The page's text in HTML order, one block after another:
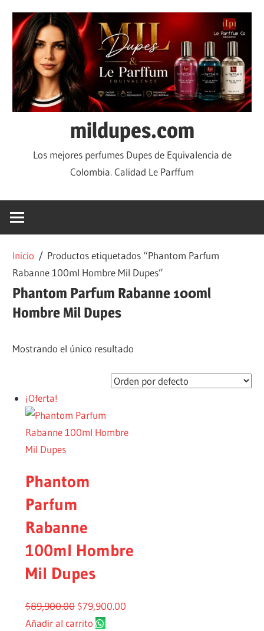
mildupes.com
Los mejores perfumes Dupes de Equivalencia de
Colombia. Calidad Le Parffum
Inicio / Productos etiquetados “Phantom Parfum
Rabanne 100ml Hombre Mil Dupes”
Phantom Parfum Rabanne 100ml
Hombre Mil Dupes
Mostrando el único resultado
¡Oferta!
Phantom
Parfum
Rabanne
100ml Hombre
Mil Dupes
$89,900.00 $79,900.00
Añadir al carrito